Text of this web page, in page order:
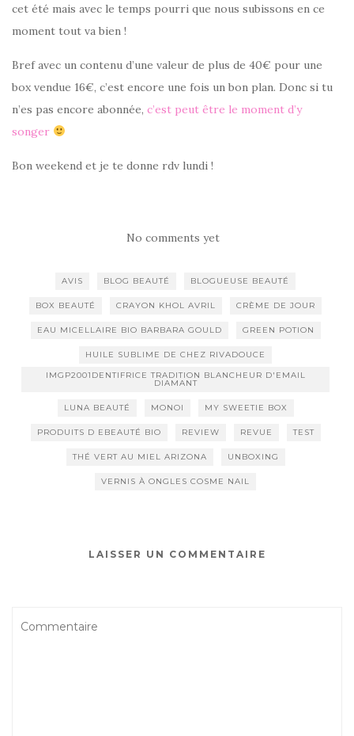
cet été mais avec le temps pourri que nous subissons en ce
moment tout va bien !
Bref avec un contenu d’une valeur de plus de 40€ pour une
box vendue 16€, c’est encore une fois un bon plan. Donc si tu
n’es pas encore abonnée, c’est peut être le moment d’y
songer
Bon weekend et je te donne rdv lundi !
No comments yet
AVIS BLOG BEAUTÉ BLOGUEUSE BEAUTÉ
BOX BEAUTÉ CRAYON KHOL AVRIL CRÈME DE JOUR
EAU MICELLAIRE BIO BARBARA GOULD GREEN POTION
HUILE SUBLIME DE CHEZ RIVADOUCE
IMGP2001DENTIFRICE TRADITION BLANCHEUR D'EMAIL
DIAMANT
LUNA BEAUTÉ MONOI MY SWEETIE BOX
PRODUITS D EBEAUTÉ BIO REVIEW REVUE TEST
THÉ VERT AU MIEL ARIZONA UNBOXING
VERNIS À ONGLES COSME NAIL
LAISSER UN COMMENTAIRE